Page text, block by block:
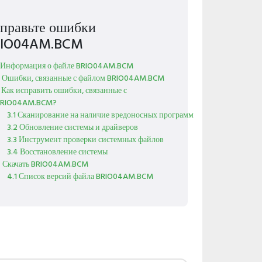
ошибки
о файле BRIO04AM.BCM
Ошибки, связанные с файлом BRIO04AM.BCM
исправить ошибки, связанные с
3.1 Сканирование на наличие вредоносных программ
3.2 Обновление системы и драйверов
3.3 Инструмент проверки системных файлов
3.4 Восстановление системы
BRIO04AM.BCM
4.1 Список версий файла BRIO04AM.BCM